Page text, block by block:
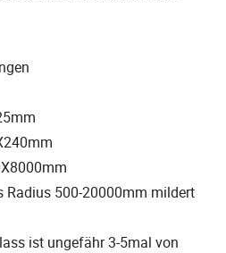
Radius 500-20000mm mildert
ist ungefähr 3-5mal von